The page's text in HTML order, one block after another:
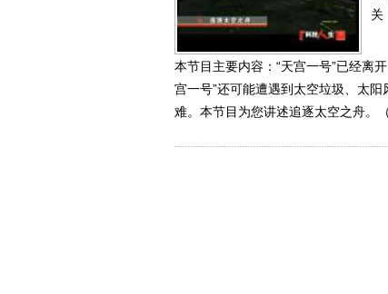
关
本节目主要内容：“天宫一号”已经离
宫一号”还可能遭遇到太空垃圾、太
难。本节目为您讲述追逐太空之舟。